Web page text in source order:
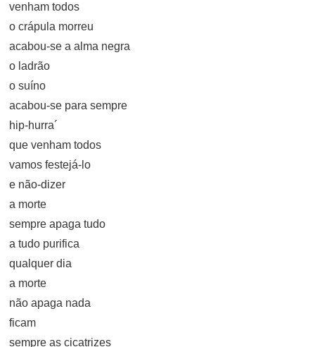
venham todos
o crápula morreu
acabou-se a alma negra
o ladrão
o suíno
acabou-se para sempre
hip-hurra´
que venham todos
vamos festejá-lo
e não-dizer
a morte
sempre apaga tudo
a tudo purifica
qualquer dia
a morte
não apaga nada
ficam
sempre as cicatrizes